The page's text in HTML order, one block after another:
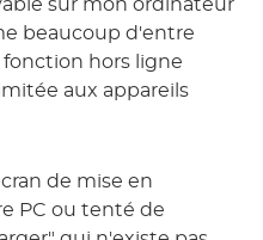
sur mon ordinateur
beaucoup d'entre
fonction hors ligne
aux appareils
de mise en
PC ou tenté de